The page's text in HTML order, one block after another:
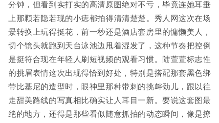
分钟，但看到实打实的高清原图绝对不亏，毕竟连她耳垂
上那颗若隐若现的小痣都拍得清清楚楚。秀人网这次在场
景转换上玩得挺花，前一秒还是酒店套房里的慵懒美人，
切个镜头就跑到天台泳池边甩着湿发了，这种节奏把控倒
是挺符合现在年轻人刷短视频的观看习惯。陆萱萱标志性
的挑眉表情这次出现得恰到好处，特别是搭配那套黑色绑
带比基尼的造型时，眼神里那种带刺的挑衅劲儿，跟以往
走甜美路线的写真相比确实让人耳目一新。要说这套图最
绝的地方，还得是那些看似随意抓拍的动态瞬间，像是撩